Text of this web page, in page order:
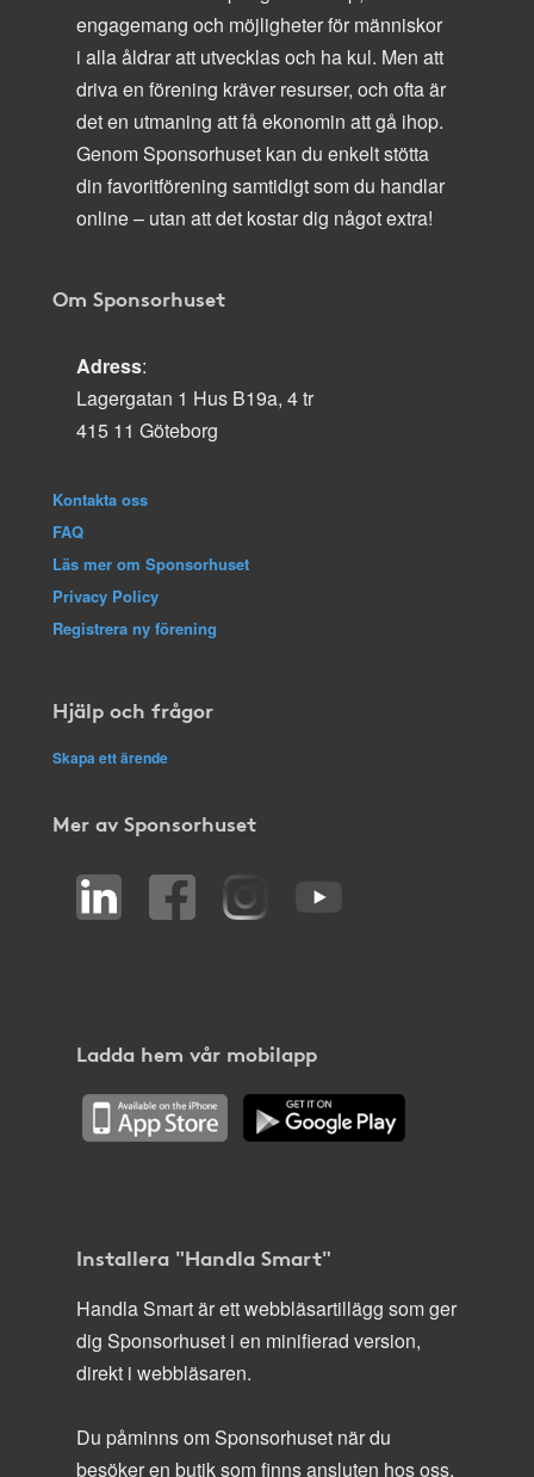
engagemang och möjligheter för människor
i alla åldrar att utvecklas och ha kul. Men att
driva en förening kräver resurser, och ofta är
det en utmaning att få ekonomin att gå ihop.
Genom Sponsorhuset kan du enkelt stötta
din favoritförening samtidigt som du handlar
online – utan att det kostar dig något extra!
Om Sponsorhuset
Adress:
Lagergatan 1 Hus B19a, 4 tr
415 11 Göteborg
Kontakta oss
FAQ
Läs mer om Sponsorhuset
Privacy Policy
Registrera ny förening
Hjälp och frågor
Skapa ett ärende
Mer av Sponsorhuset
Ladda hem vår mobilapp
Installera "Handla Smart"
Handla Smart är ett webbläsartillägg som ger
dig Sponsorhuset i en minifierad version,
direkt i webbläsaren.
Du påminns om Sponsorhuset när du
besöker en butik som finns ansluten hos oss.